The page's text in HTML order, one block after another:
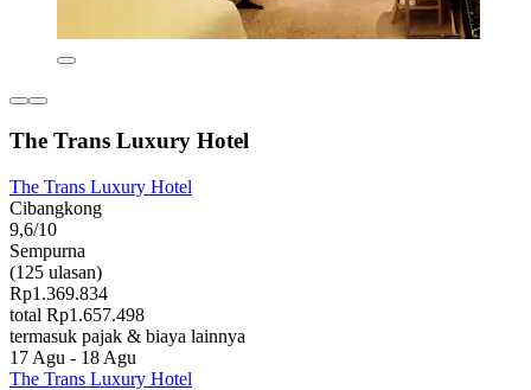
The Trans Luxury Hotel
The Trans Luxury Hotel
Cibangkong
9,6/10
Sempurna
(125 ulasan)
Rp1.369.834
total Rp1.657.498
termasuk pajak & biaya lainnya
17 Agu - 18 Agu
The Trans Luxury Hotel